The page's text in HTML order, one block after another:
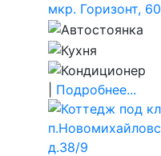
мкр. Горизонт, 60
Подробнее...